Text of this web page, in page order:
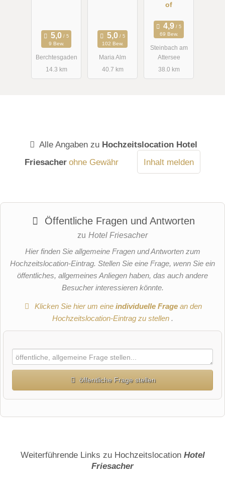
9 Bew.
Berchtesgaden
14.3 km
102 Bew.
Maria Alm
40.7 km
of
69 Bew.
Steinbach am
Attersee
38.0 km
Alle Angaben zu Hochzeitslocation Hotel
Friesacher ohne Gewähr Inhalt melden
Öffentliche Fragen und Antworten
zu Hotel Friesacher
Hier finden Sie allgemeine Fragen und Antworten zum
Hochzeitslocation-Eintrag. Stellen Sie eine Frage, wenn Sie ein
öffentliches, allgemeines Anliegen haben, das auch andere
Besucher interessieren könnte.
Klicken Sie hier um eineindividuelle Frage an den
Hochzeitslocation-Eintrag zu stellen .
öffentliche Frage stellen
Weiterführende Links zu Hochzeitslocation Hotel
Friesacher